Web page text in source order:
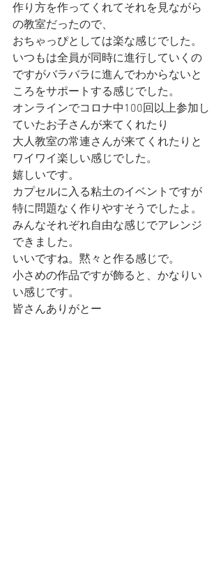
作り方を作ってくれてそれを見ながら
の教室だったので、
おちゃっぴとしては楽な感じでした。
いつもは全員が同時に進行していくの
ですがバラバラに進んでわからないと
ころをサポートする感じでした。
オンラインでコロナ中100回以上参加し
ていたお子さんが来てくれたり
大人教室の常連さんが来てくれたりと
ワイワイ楽しい感じでした。
嬉しいです。
カプセルに入る粘土のイベントですが
特に問題なく作りやすそうでしたよ。
みんなそれぞれ自由な感じでアレンジ
できました。
いいですね。黙々と作る感じで。
小さめの作品ですが飾ると、かなりい
い感じです。
皆さんありがとー